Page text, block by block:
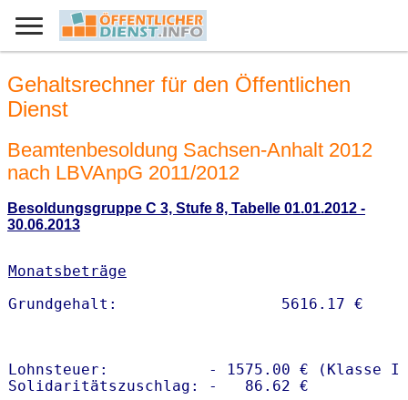
Gehaltsrechner für den Öffentlichen
Dienst
Beamtenbesoldung Sachsen-Anhalt 2012
nach LBVAnpG 2011/2012
Besoldungsgruppe C 3, Stufe 8, Tabelle 01.01.2012 -
30.06.2013
Monatsbeträge
Lohnsteuer:           - 1575.00 € (Klasse I)
Solidaritätszuschlag: -   86.62 €